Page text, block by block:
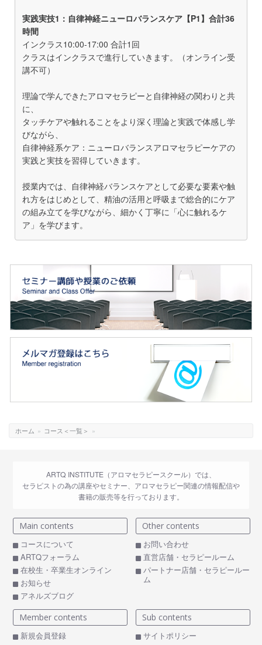
実践実技1：自律神経ニューロバランスケア【P1】合計36
時間
インクラス10:00-17:00 合計1回
クラスはインクラスで進行していきます。（オンライン受
講不可）
理論で学んできたアロマセラピーと自律神経の関わりと共
に、
タッチケアや触れることをより深く理論と実践で体感し学
びながら、
自律神経系ケア：ニューロバランスアロマセラピーケアの
実践と実技を習得していきます。
授業内では、自律神経バランスケアとして必要な要素や触
れ方をはじめとして、精油の活用と呼吸まで総合的にケア
の組み立てを学びながら、細かく丁寧に「心に触れるケ
ア」を学びます。
ホーム » コース＜一覧＞ »
ARTQ INSTITUTE（アロマセラピースクール）では、
セラピストの為の講座やセミナー、アロマセラピー関連の情報配信や
書籍の販売等を行っております。
Main contents
コースについて
ARTQフォーラム
在校生・卒業生オンライン
お知らせ
アネルズブログ
Other contents
お問い合わせ
直営店舗・セラピールーム
パートナー店舗・セラピールー
ム
Member contents
新規会員登録
Sub contents
サイトポリシー